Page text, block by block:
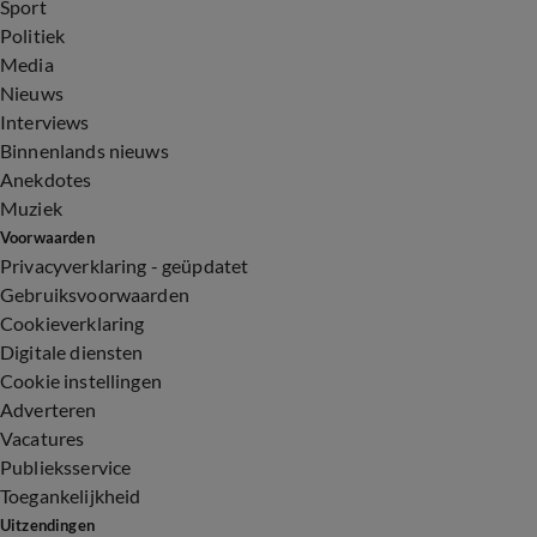
Sport
Politiek
Media
Nieuws
Interviews
Binnenlands nieuws
Anekdotes
Muziek
Voorwaarden
Privacyverklaring - geüpdatet
Gebruiksvoorwaarden
Cookieverklaring
Digitale diensten
Cookie instellingen
Adverteren
Vacatures
Publieksservice
Toegankelijkheid
Uitzendingen